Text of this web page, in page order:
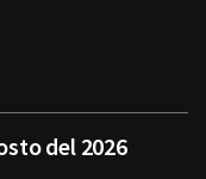
del 2026